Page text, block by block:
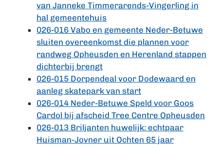
van Janneke Timmerarends-Vingerling in
hal gemeentehuis
026-016 Vabo en gemeente Neder-Betuwe
sluiten overeenkomst die plannen voor
randweg Opheusden en Herenland stappen
dichterbij brengt
026-015 Dorpendeal voor Dodewaard en
aanleg skatepark van start
026-014 Neder-Betuwe Speld voor Goos
Cardol bij afscheid Tree Centre Opheusden
026-013 Briljanten huwelijk: echtpaar
Huisman-Jovner uit Ochten 65 jaar